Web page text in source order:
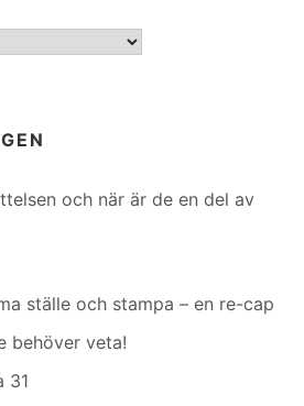
och när är de en del av
ställe och stampa – en re-cap
behöver veta!
31